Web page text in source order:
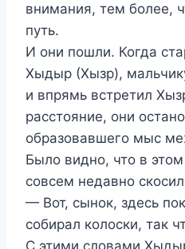
внимания, тем более,
путь.
И они пошли. Когда
Хыдыр (Хызр),
и впрямь встретил
расстояние, они
образовавшего мыс
Было видно, что в
совсем недавно
— Вот, сынок, здесь
собирал колоски, так
С этими словами